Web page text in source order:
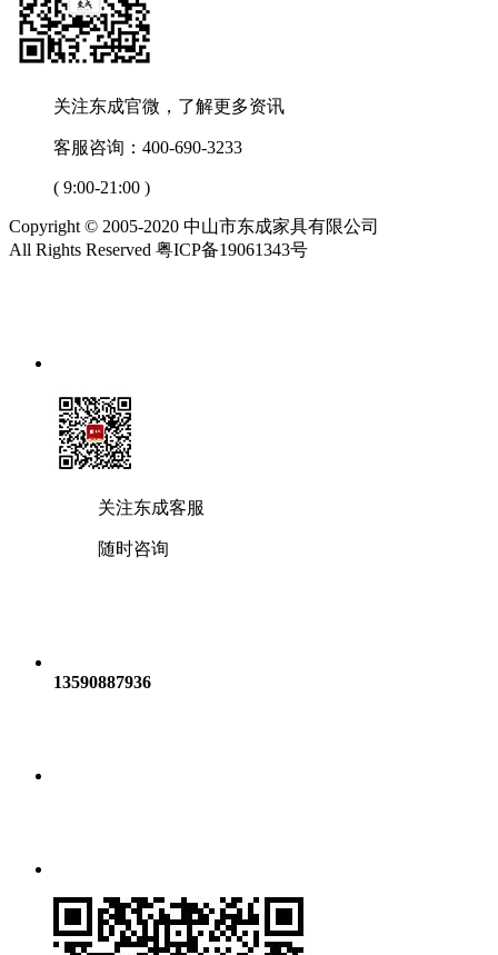
关注东成官微，了解更多资讯
客服咨询：400-690-3233
( 9:00-21:00 )
Copyright © 2005-2020 中山市东成家具有限公司
All Rights Reserved 粤ICP备19061343号
关注东成客服
随时咨询
13590887936